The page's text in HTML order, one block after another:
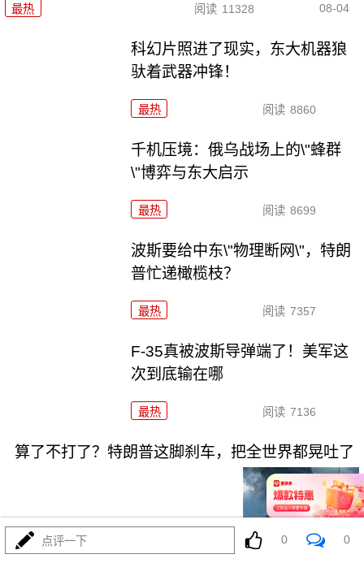
最热 阅读 11328 08-04
科幻片照进了现实，东大机器狼
驮着武器冲锋！
最热 阅读 8860
千机压境：俄乌战场上的\"蜂群
\"博弈与东大启示
最热 阅读 8699
波斯要给中东\"物理断网\"，特朗
普忙递橄榄枝？
最热 阅读 7357
F-35真被波斯导弹端了！美军这
次到底输在哪
最热 阅读 7136
算了不打了？特朗普这脚刹车，把全世界都晃吐了
点评一下 0 0